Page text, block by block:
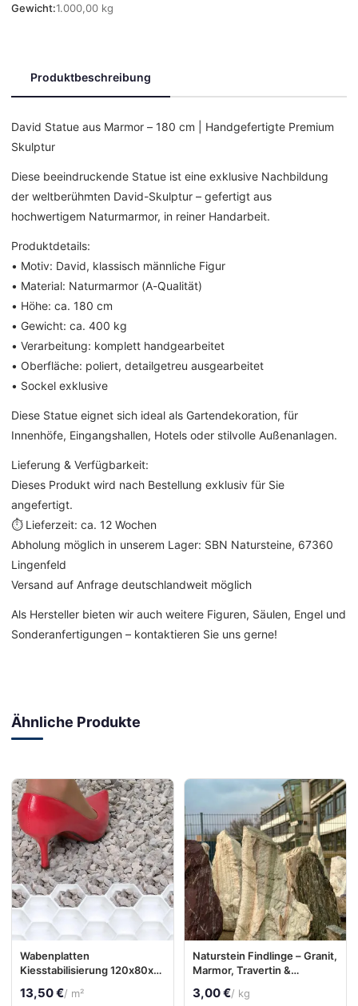
Gewicht:1.000,00 kg
Produktbeschreibung
David Statue aus Marmor – 180 cm | Handgefertigte Premium
Skulptur
Diese beeindruckende Statue ist eine exklusive Nachbildung
der weltberühmten David-Skulptur – gefertigt aus
hochwertigem Naturmarmor, in reiner Handarbeit.
Produktdetails:
• Motiv: David, klassisch männliche Figur
• Material: Naturmarmor (A-Qualität)
• Höhe: ca. 180 cm
• Gewicht: ca. 400 kg
• Verarbeitung: komplett handgearbeitet
• Oberfläche: poliert, detailgetreu ausgearbeitet
• Sockel exklusive
Diese Statue eignet sich ideal als Gartendekoration, für
Innenhöfe, Eingangshallen, Hotels oder stilvolle Außenanlagen.
Lieferung & Verfügbarkeit:
Dieses Produkt wird nach Bestellung exklusiv für Sie
angefertigt.
⏱ Lieferzeit: ca. 12 Wochen
Abholung möglich in unserem Lager: SBN Natursteine, 67360
Lingenfeld
Versand auf Anfrage deutschlandweit möglich
Als Hersteller bieten wir auch weitere Figuren, Säulen, Engel und
Sonderanfertigungen – kontaktieren Sie uns gerne!
Ähnliche Produkte
Wabenplatten
Kiesstabilisierung 120x80x3
Kiesgitter für Einfahrt &
13,50 €/ m²
Naturstein Findlinge – Granit,
Marmor, Travertin &
3,00 €/ kg